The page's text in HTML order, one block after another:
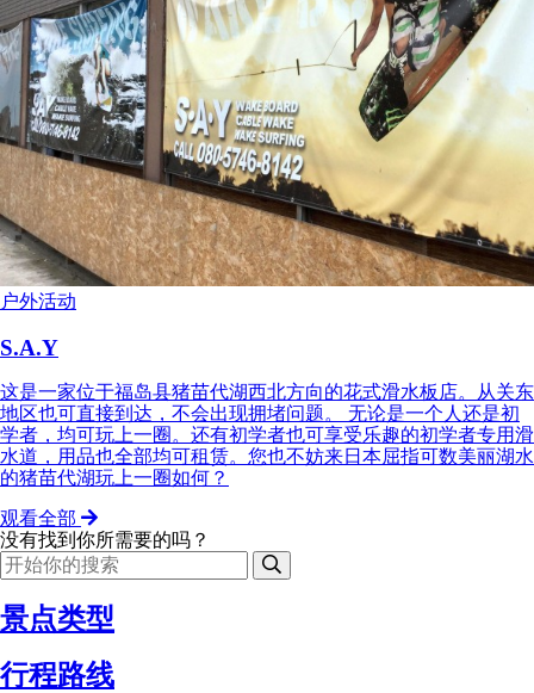
户外活动
S.A.Y
这是一家位于福岛县猪苗代湖西北方向的花式滑水板店。从关东
地区也可直接到达，不会出现拥堵问题。 无论是一个人还是初
学者，均可玩上一圈。还有初学者也可享受乐趣的初学者专用滑
水道，用品也全部均可租赁。您也不妨来日本屈指可数美丽湖水
的猪苗代湖玩上一圈如何？
观看全部
没有找到你所需要的吗？
景点类型
行程路线